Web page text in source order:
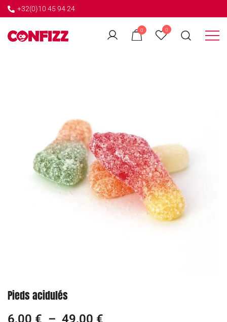
+32(0)10 45 94 24
0 0
← GO BACK
Pieds acidulés
6,00 € – 49,00 €